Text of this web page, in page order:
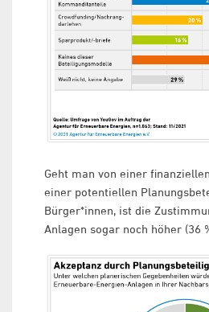
Geht man von einer
einer potentiellen
Bürger*innen, ist die
Anlagen sogar noch höher (36